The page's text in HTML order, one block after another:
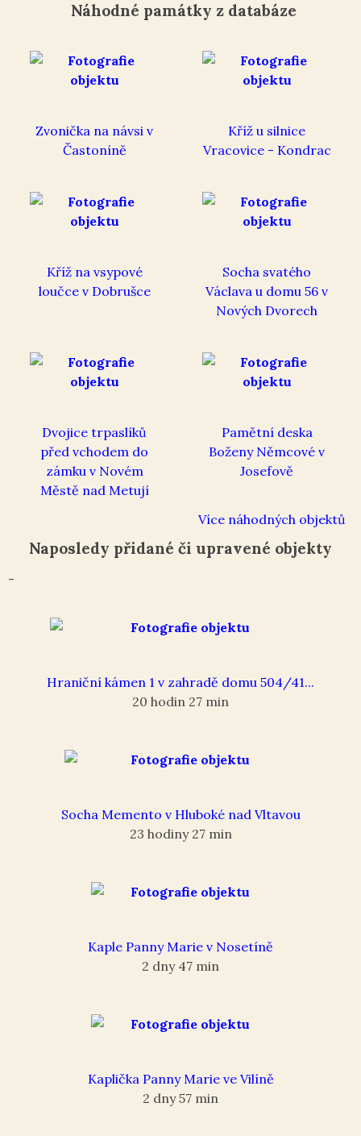
Náhodné památky z databáze
Zvonička na návsi v
Častoníně
Kříž u silnice
Vracovice - Kondrac
Kříž na vsypové
loučce v Dobrušce
Socha svatého
Václava u domu 56 v
Nových Dvorech
Dvojice trpaslíků
před vchodem do
zámku v Novém
Městě nad Metují
Pamětní deska
Boženy Němcové v
Josefově
Více náhodných objektů
Naposledy přidané či upravené objekty
-
Hraniční kámen 1 v zahradě domu 504/41...
20 hodin 27 min
Socha Memento v Hluboké nad Vltavou
23 hodiny 27 min
Kaple Panny Marie v Nosetíně
2 dny 47 min
Kaplička Panny Marie ve Vilíně
2 dny 57 min